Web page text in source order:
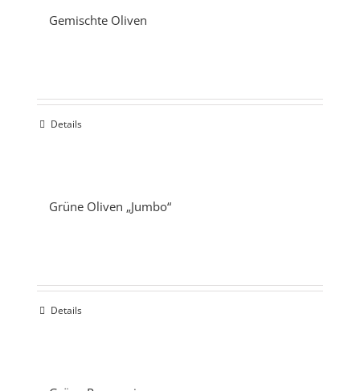
Gemischte Oliven
Details
Grüne Oliven „Jumbo“
Details